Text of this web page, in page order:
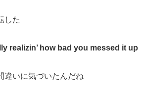
した
realizin’ how bad you messed it up
違いに気づいたんだね